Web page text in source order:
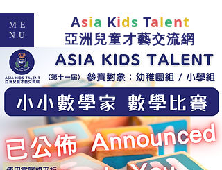
ME
NU
Asia Kids Talent
亞洲兒童才藝交流網